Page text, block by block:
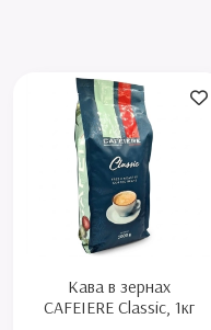
Кава в зернах
CAFEIERE Classic, 1кг